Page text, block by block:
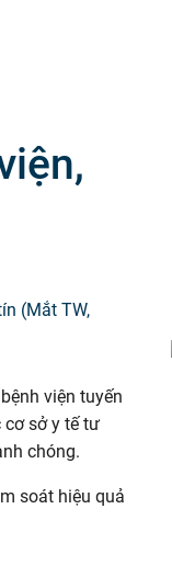
(Mắt TW,
viện tuyến
cơ sở y tế tư
chóng.
soát hiệu quả